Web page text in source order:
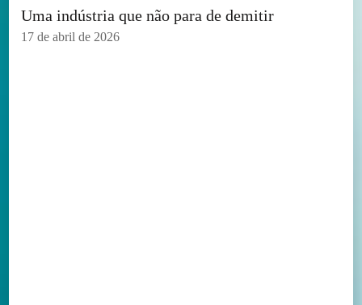
Uma indústria que não para de demitir
17 de abril de 2026